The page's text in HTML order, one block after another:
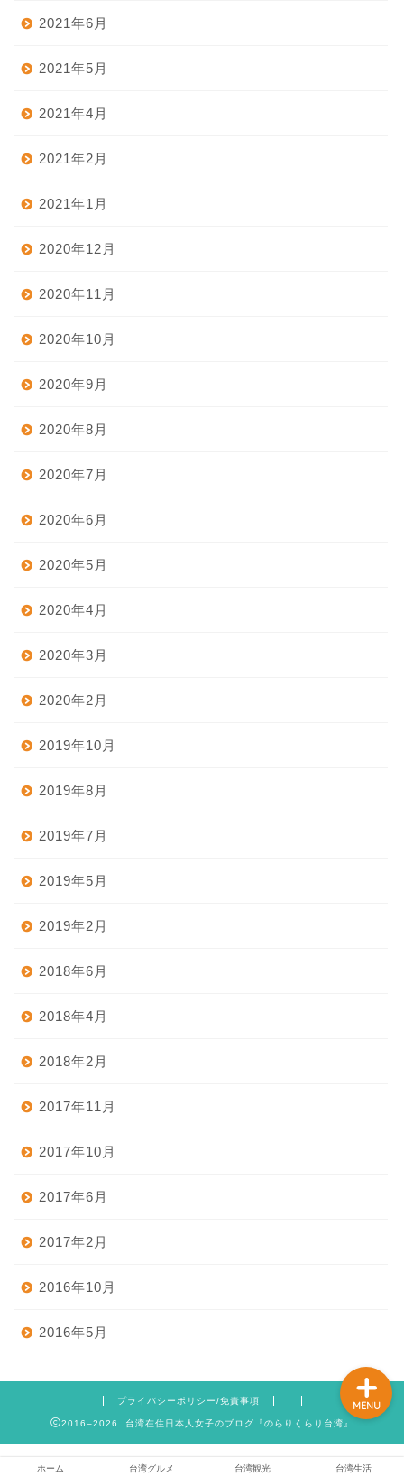
2021年6月
2021年5月
2021年4月
2021年2月
2021年1月
2020年12月
2020年11月
2020年10月
2020年9月
2020年8月
2020年7月
2020年6月
2020年5月
2020年4月
2020年3月
2020年2月
2019年10月
2019年8月
2019年7月
2019年5月
2019年2月
2018年6月
2018年4月
2018年2月
2017年11月
2017年10月
2017年6月
2017年2月
2016年10月
2016年5月
プライバシーポリシー/免責事項
2016–2026 台湾在住日本人女子のブログ『のらりくらり台湾』
ホーム 台湾グルメ 台湾観光 台湾生活
MENU